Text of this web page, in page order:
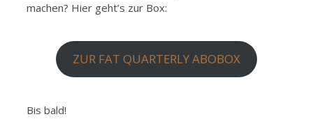
machen? Hier geht’s zur Box:
ZUR FAT QUARTERLY ABOBOX
Bis bald!